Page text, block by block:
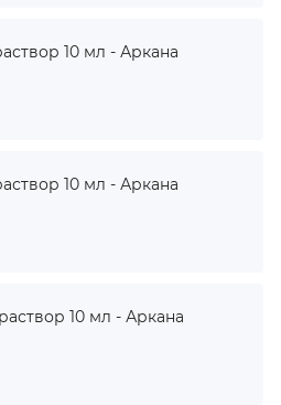
10 мл - Аркана
10 мл - Аркана
10 мл - Аркана